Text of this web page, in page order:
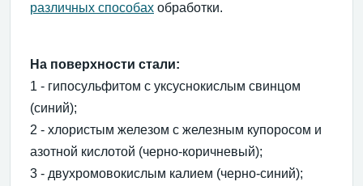
различных способах обработки.
На поверхности стали:
1 - гипосульфитом с уксуснокислым свинцом
(синий);
2 - хлористым железом с железным купоросом и
азотной кислотой (черно-коричневый);
3 - двухромовокислым калием (черно-синий);